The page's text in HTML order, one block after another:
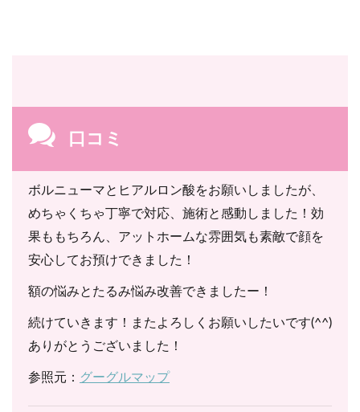
口コミ
ボルニューマとヒアルロン酸をお願いしましたが、
めちゃくちゃ丁寧で対応、施術と感動しました！効
果ももちろん、アットホームな雰囲気も素敵で顔を
安心してお預けできました！
額の悩みとたるみ悩み改善できましたー！
続けていきます！またよろしくお願いしたいです(^^)
ありがとうございました！
参照元： グーグルマップ